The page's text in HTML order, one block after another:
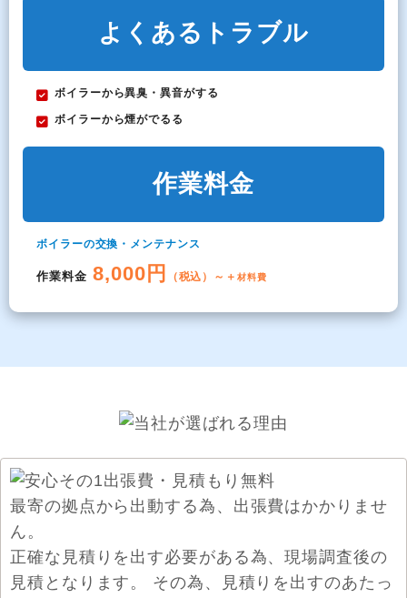
よくあるトラブル
ボイラーから異臭・異音がする
ボイラーから煙がでるる
作業料金
ボイラーの交換・メンテナンス
作業料金 8,000円 （税込）～＋材料費
最寄の拠点から出動する為、出張費はかかりませ
ん。
正確な見積りを出す必要がある為、現場調査後の
見積となります。 その為、見積りを出すのあたっ